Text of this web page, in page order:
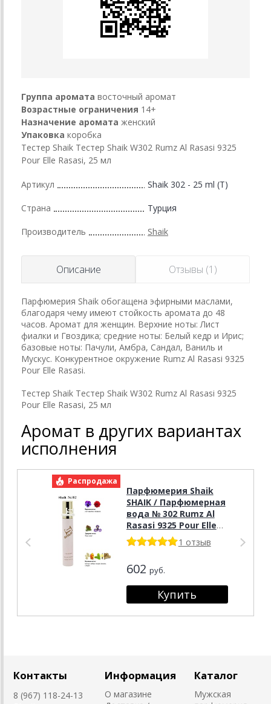
Группа аромата восточный аромат
Возрастные ограничения 14+
Назначение аромата женский
Упаковка коробка
Тестер Shaik Тестер Shaik W302 Rumz Al Rasasi 9325
Pour Elle Rasasi, 25 мл
Артикул Shaik 302 - 25 ml (T)
Страна Турция
Производитель Shaik
Описание Отзывы (1)
Парфюмерия Shaik обогащена эфирными маслами,
благодаря чему имеют стойкость аромата до 48
часов. Аромат для женщин. Верхние ноты: Лист
фиалки и Гвоздика; средние ноты: Белый кедр и Ирис;
базовые ноты: Пачули, Амбра, Сандал, Ваниль и
Мускус. Конкурентное окружение Rumz Al Rasasi 9325
Pour Elle Rasasi.
Тестер Shaik Тестер Shaik W302 Rumz Al Rasasi 9325
Pour Elle Rasasi, 25 мл
Аромат в других вариантах
исполнения
Распродажа
Парфюмерия Shaik
SHAIK / Парфюмерная
вода № 302 Rumz Al
Rasasi 9325 Pour Elle
Rasasi, 20 мл.1 отзыв
602 руб.
Контакты
8 (967) 118-24-13
Информация
О магазине
Каталог
Мужская